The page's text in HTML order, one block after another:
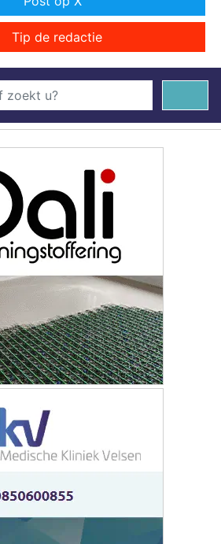
Tip de redactie